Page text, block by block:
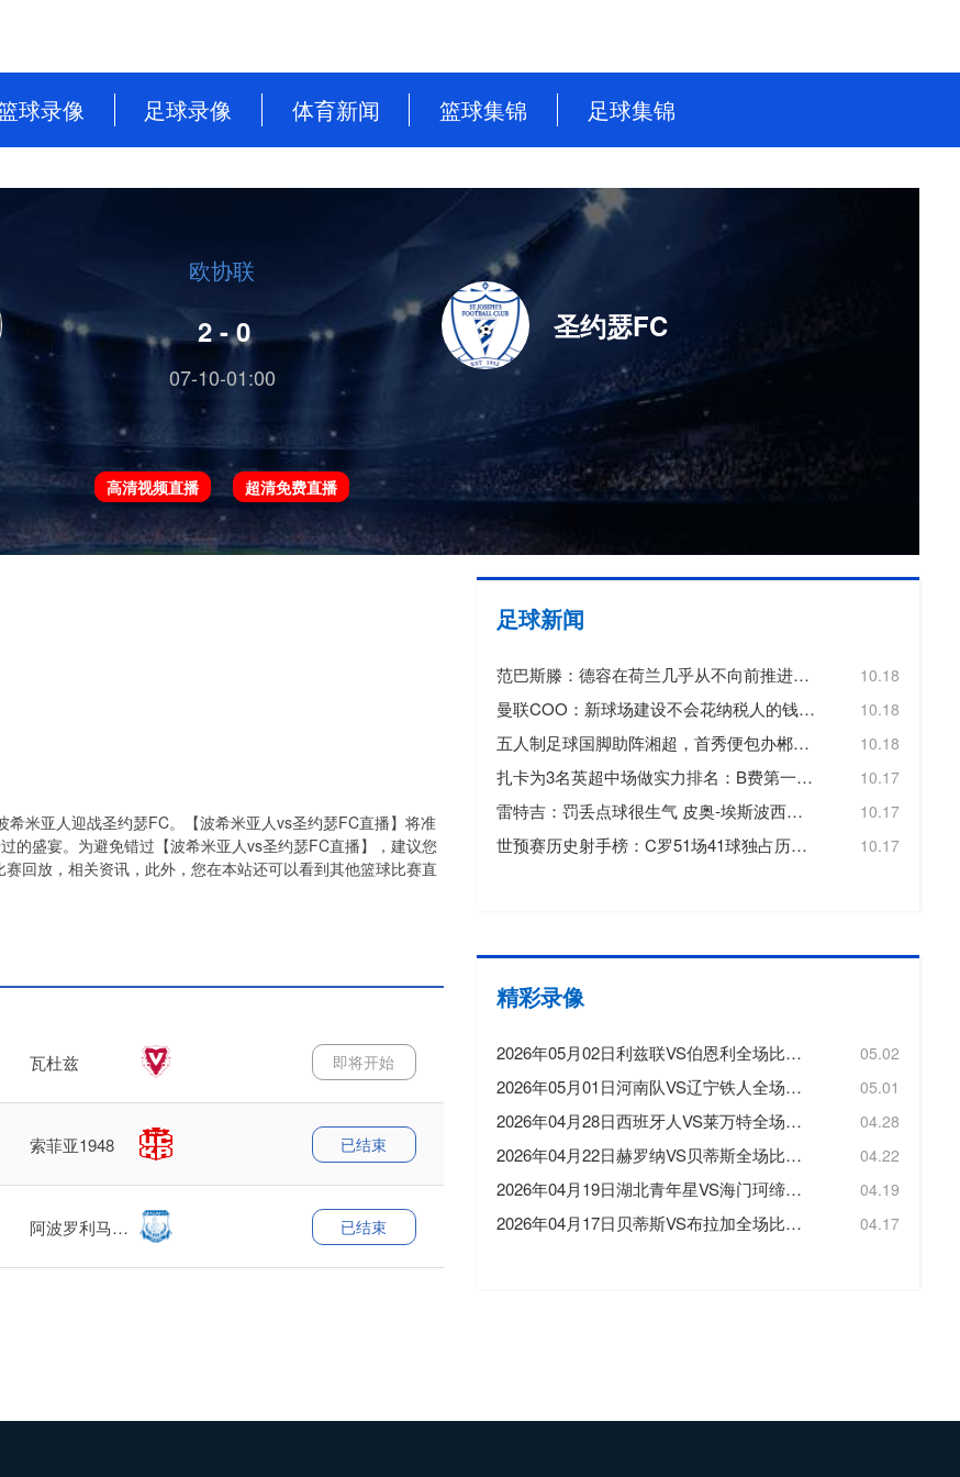
球录像
WCBA
NBL
足球录像
西甲
德甲
中超
欧洲杯
欧冠
欧协联
体育新闻 篮球集锦
WNBA
NBL
WCBA
足球集锦
德甲
西甲
世界杯
欧冠
欧协联
中超
欧协联
2 - 0
07-10-01:00
圣约瑟FC
高清视频直播 超清免费直播
米亚人迎战圣约瑟FC。【波希米亚人vs圣约瑟FC直播】将准
的盛宴。为避免错过【波希米亚人vs圣约瑟FC直播】，建议您
回放，相关资讯，此外，您在本站还可以看到其他篮球比赛直
瓦杜兹 即将开始
索菲亚1948 已结束
阿波罗利马索
已结束
足球新闻
范巴斯滕：德容在荷兰几乎从不向前推进或转移球，这令人失望 10.18
曼联COO：新球场建设不会花纳税人的钱，曼联自行承担20亿镑费用 10.18
五人制足球国脚助阵湘超，首秀便包办郴州队三个进球 10.18
扎卡为3名英超中场做实力排名：B费第一，维尔茨第二，帕尔默第三 10.17
雷特吉：罚丢点球很生气 皮奥-埃斯波西托踢得非常好 10.17
世预赛历史射手榜：C罗51场41球独占历史射手王，梅西72场36球第3 10.17
精彩录像
2026年05月02日利兹联VS伯恩利全场比赛录像回放 05.02
2026年05月01日河南队VS辽宁铁人全场比赛录像回放 05.01
2026年04月28日西班牙人VS莱万特全场比赛录像回放 04.28
2026年04月22日赫罗纳VS贝蒂斯全场比赛录像回放 04.22
2026年04月19日湖北青年星VS海门珂缔缘全场比赛录像回放 04.19
2026年04月17日贝蒂斯VS布拉加全场比赛录像回放 04.17